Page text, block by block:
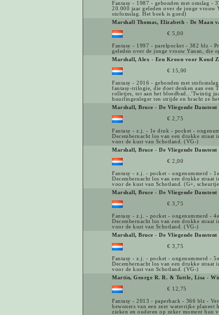
Fantasy - 1987 - gebonden met omslag -
20.000 jaar geleden over de jonge vrouw
stofomslag. Het boek is goed)
Marshall Thomas, Elizabeth - De Maan
€ 5,00
Fantasy - 1997 - parelpocket - 382 blz -
geleden over de jonge vrouw Yanan, die
Marshall, Alex - Een Kroon voor Koud
€ 15,00
Fantasy - 2016 - gebonden met
fantasy-trilogie, die doet denken aan een
rolletjes, tot aan het bloedbad...'Twintig
huurlingenleger ten strijde en bracht ze
Marshall, Bruce - De Vliegende
€ 2,75
Fantasy - z.j. - 1e druk - pocket -
Decembernacht los van een drukke
voor de kust van Schotland. (VG-)
Marshall, Bruce - De Vliegende
€ 2,00
Fantasy - z.j. - pocket - ongenummerd -
Decembernacht los van een drukke
voor de kust van Schotland. (G+,
Marshall, Bruce - De Vliegende
€ 3,75
Fantasy - z.j. - pocket - ongenummerd -
Decembernacht los van een drukke
voor de kust van Schotland. (VG-)
Marshall, Bruce - De Vliegende
€ 3,75
Fantasy - z.j. - pocket - ongenummerd -
Decembernacht los van een drukke
voor de kust van Schotland. (VG-)
Martin, George R. R. & Tuttle, Lisa -
€ 12,75
Fantasy - 2013 - paperback - 366 blz -
bewoners van een zeer waterrijke
zieken en ouderen op zeker moment hun